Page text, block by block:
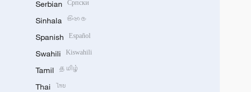
Serbian Српски
Sinhala සිංහල
Spanish Español
Swahili Kiswahili
Tamil தமிழ்
Thai ไทย